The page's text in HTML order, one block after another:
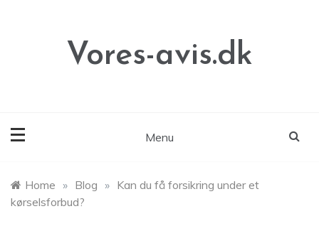
Vores-avis.dk
Menu
Home » Blog » Kan du få forsikring under et
kørselsforbud?